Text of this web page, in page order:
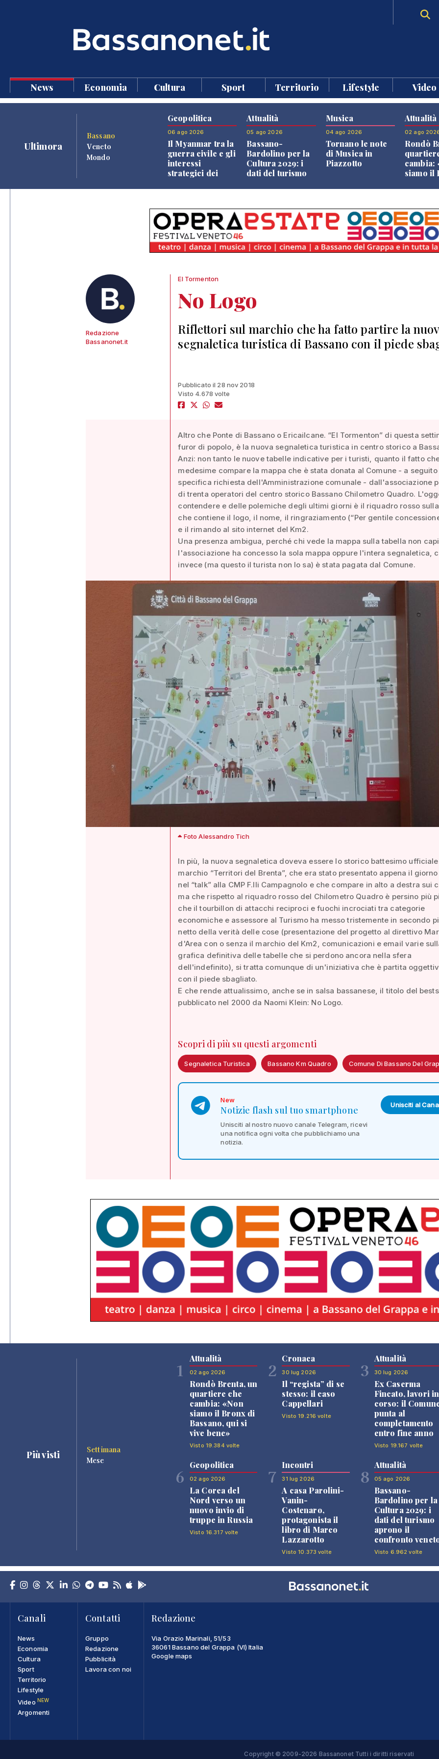
News Economia Cultura Sport Territorio Lifestyle Video
Ultimora
Bassano
Veneto
Mondo
Geopolitica
06 ago 2026
Il Myanmar tra la
guerra civile e gli
interessi
strategici dei
Attualità
05 ago 2026
Bassano-
Bardolino per la
Cultura 2029: i
dati del turismo
Musica
04 ago 2026
Tornano le note
di Musica in
Piazzotto
Attualità
02 ago
Rondò
cambia:
siamo il
Redazione
Bassanonet.it
El Tormenton
No Logo
Riflettori sul marchio che ha fatto partire la
segnaletica turistica di Bassano con il piede
Pubblicato il 28 nov 2018
Visto 4.678 volte
Altro che Ponte di Bassano o Ericailcane. “El Tormenton” di questa
furor di popolo, è la nuova segnaletica turistica in centro storico a
Anzi: non tanto le nuove tabelle indicative per i turisti, quanto il fatto
medesime compare la mappa che è stata donata al Comune - a
specifica richiesta dell'Amministrazione comunale - dall'associazione
di trenta operatori del centro storico Bassano Chilometro Quadro.
contendere e delle polemiche degli ultimi giorni è il riquadro rosso
che contiene il logo, il nome, il ringraziamento (“Per gentile
e il rimando al sito internet del Km2.
Una presenza ambigua, perché chi vede la mappa sulla tabella non
l'associazione ha concesso la sola mappa oppure l'intera segnaletica,
invece (ma questo il turista non lo sa) è stata pagata dal Comune.
Foto Alessandro Tich
In più, la nuova segnaletica doveva essere lo storico battesimo
marchio “Territori del Brenta”, che era stato presentato appena il
nel “talk” alla CMP F.lli Campagnolo e che compare in alto a destra sui
ma che rispetto al riquadro rosso del Chilometro Quadro è persino più
che il tourbillon di attacchi reciproci e fuochi incrociati tra categorie
economiche e assessore al Turismo ha messo tristemente in secondo
netto della verità delle cose (presentazione del progetto al direttivo
d'Area con o senza il marchio del Km2, comunicazioni e email varie
grafica definitiva delle tabelle che si perdono ancora nella sfera
dell'indefinito), si tratta comunque di un'iniziativa che è partita
con il piede sbagliato.
E che rende attualissimo, anche se in salsa bassanese, il titolo del
pubblicato nel 2000 da Naomi Klein: No Logo.
Scopri di più su questi argomenti
Segnaletica Turistica Bassano Km Quadro Comune Di Bassano Del
New
Notizie flash sul tuo smartphone
Unisciti al nostro nuovo canale Telegram, ricevi
una notifica ogni volta che pubblichiamo una
notizia.
Unisciti al
Più visti
Settimana
Mese
1
Attualità
02 ago 2026
Rondò Brenta, un
quartiere che
cambia: «Non
siamo il Bronx di
Bassano, qui si
vive bene»
Visto 19.384 volte
2
Cronaca
30 lug 2026
Il “regista” di se
stesso: il caso
Cappellari
Visto 19.216 volte
3
Attualità
30 lug 2026
Ex Caserma
Fincato, lavori in
corso: il
punta al
completamento
entro fine anno
Visto 19.167 volte
6
Geopolitica
02 ago 2026
La Corea del
Nord verso un
nuovo invio di
truppe in Russia
Visto 16.317 volte
7
Incontri
31 lug 2026
A casa Parolini-
Vanin-
Costenaro,
protagonista il
libro di Marco
Lazzarotto
Visto 10.373 volte
8
Attualità
05 ago 2026
Bassano-
Bardolino per la
Cultura 2029: i
dati del turismo
aprono il
confronto
Visto 6.962 volte
Canali
News
Economia
Cultura
Sport
Territorio
Lifestyle
Video NEW
Argomenti
Contatti
Gruppo
Redazione
Pubblicità
Lavora con noi
Redazione
Via Orazio Marinali, 51/53
36061 Bassano del Grappa (VI) Italia
Google maps
Copyright © 2009-2026 Bassanonet Tutti i diritti riservati